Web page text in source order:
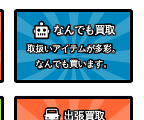
なんでも買取
取扱いアイテムが多彩。
なんでも買います。
出張買取